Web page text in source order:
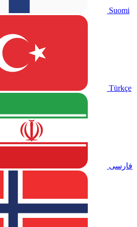
Suomi
Türkçe
فارسی